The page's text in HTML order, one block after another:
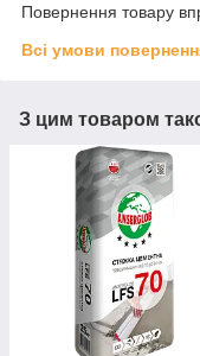
Повернення товару
Всі умови
З цим товаром